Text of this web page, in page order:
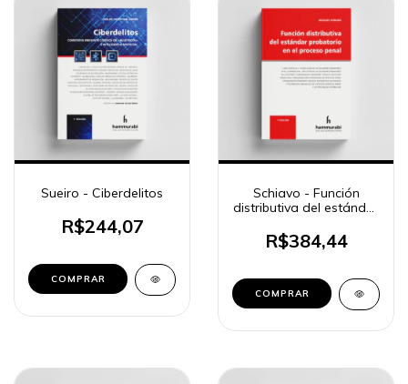
Sueiro - Ciberdelitos
R$244,07
COMPRAR
Schiavo - Función
distributiva del estándar
proceso penal
R$384,44
COMPRAR